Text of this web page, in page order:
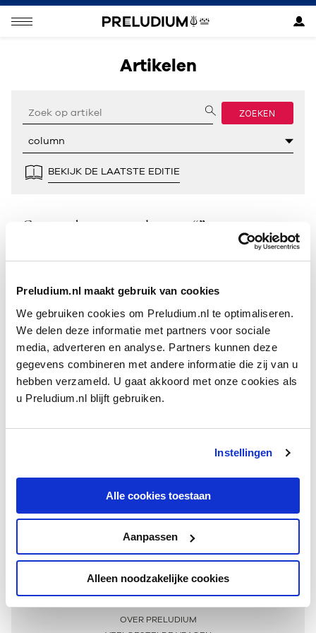
Preludium.nl maakt gebruik van cookies
We gebruiken cookies om Preludium.nl te optimaliseren.
We delen deze informatie met partners voor sociale
media, adverteren en analyse. Partners kunnen deze
gegevens combineren met andere informatie die zij van u
hebben verzameld. U gaat akkoord met onze cookies als
u Preludium.nl blijft gebruiken.
Instellingen
Alle cookies toestaan
Aanpassen
Alleen noodzakelijke cookies
Artikelen
ZOEKEN
BEKIJK DE LAATSTE EDITIE
Geen resultaten gevonden voor “”.
Meer informatie
OVER PRELUDIUM